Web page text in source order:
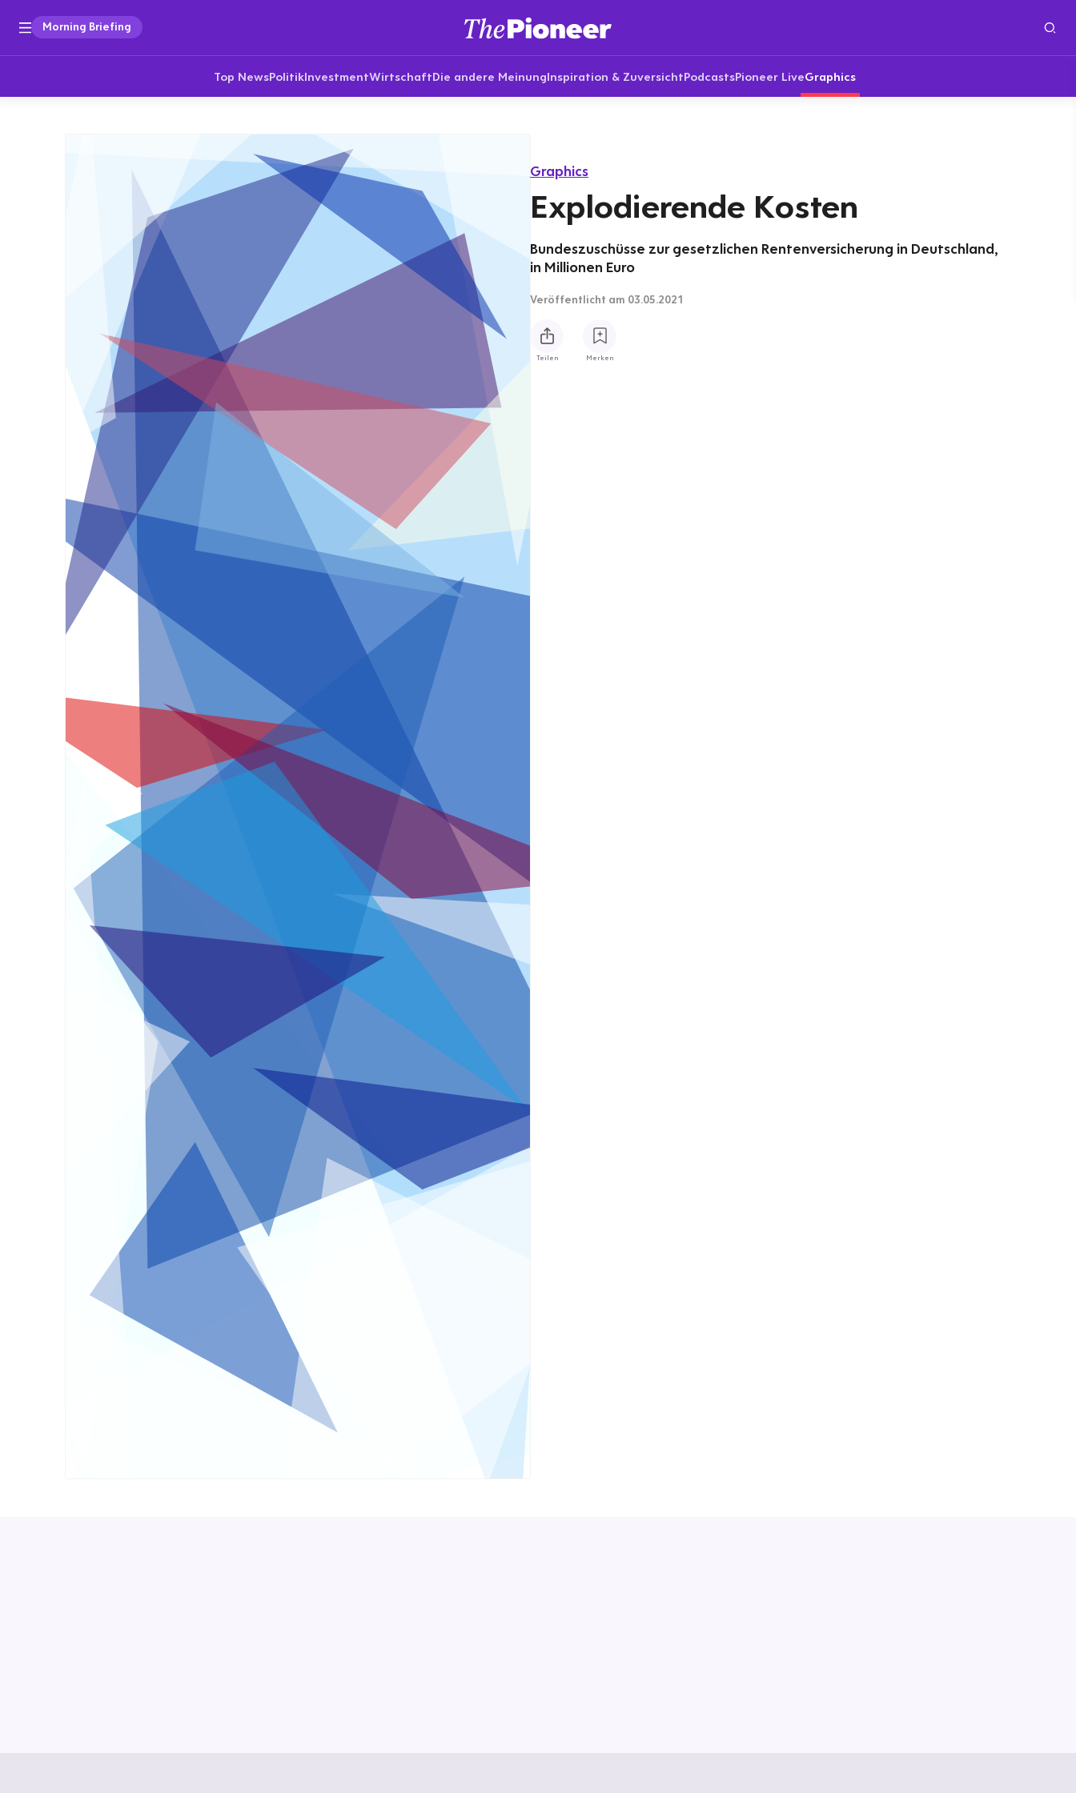
Morning Briefing
Top NewsPolitikInvestmentWirtschaftDie andere MeinungInspiration & ZuversichtPodcastsPioneer LiveGraphics
Graphics
Explodierende Kosten
Bundeszuschüsse zur gesetzlichen Rentenversicherung in Deutschland,
in Millionen Euro
Veröffentlicht am 03.05.2021
Teilen Merken